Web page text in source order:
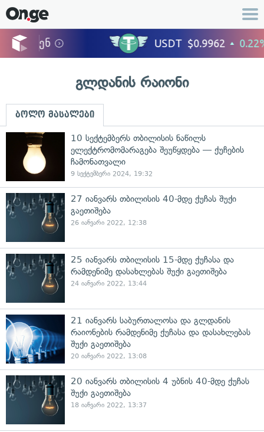
გლდანის რაიონი
ბოლო მასალები
10 სექტემბერს თბილისის ნაწილს
ელექტრომომარაგება შეუწყდება — ქუჩების
ჩამონათვალი
9 სექტემბერი 2024, 19:32
27 იანვარს თბილისის 40-მდე ქუჩას შუქი
გაეთიშება
26 იანვარი 2022, 12:38
25 იანვარს თბილისის 15-მდე ქუჩასა და
რამდენიმე დასახლებას შუქი გაეთიშება
24 იანვარი 2022, 13:44
21 იანვარს საბურთალოსა და გლდანის
რაიონების რამდენიმე ქუჩასა და დასახლებას
შუქი გაეთიშება
20 იანვარი 2022, 13:08
20 იანვარს თბილისის 4 უბნის 40-მდე ქუჩას
შუქი გაეთიშება
18 იანვარი 2022, 13:37